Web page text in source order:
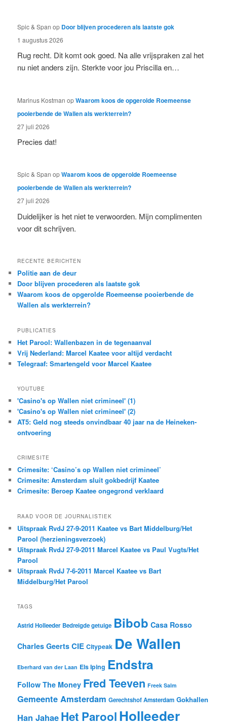
Spic & Span op Door blijven procederen als laatste gok
1 augustus 2026
Rug recht. Dit komt ook goed. Na alle vrijspraken zal het
nu niet anders zijn. Sterkte voor jou Priscilla en…
Marinus Kostman opWaarom koos de opgerolde Roemeense
pooierbende de Wallen als werkterrein?
27 juli 2026
Precies dat!
Spic & Span opWaarom koos de opgerolde Roemeense
pooierbende de Wallen als werkterrein?
27 juli 2026
Duidelijker is het niet te verwoorden. Mijn complimenten
voor dit schrijven.
RECENTE BERICHTEN
Politie aan de deur
Door blijven procederen als laatste gok
Waarom koos de opgerolde Roemeense pooierbende de
Wallen als werkterrein?
PUBLICATIES
Het Parool: Wallenbazen in de tegenaanval
Vrij Nederland: Marcel Kaatee voor altijd verdacht
Telegraaf: Smartengeld voor Marcel Kaatee
YOUTUBE
'Casino's op Wallen niet crimineel' (1)
'Casino's op Wallen niet crimineel' (2)
AT5: Geld nog steeds onvindbaar 40 jaar na de Heineken-
ontvoering
CRIMESITE
Crimesite: ‘Casino’s op Wallen niet crimineel’
Crimesite: Amsterdam sluit gokbedrijf Kaatee
Crimesite: Beroep Kaatee ongegrond verklaard
RAAD VOOR DE JOURNALISTIEK
Uitspraak RvdJ 27-9-2011 Kaatee vs Bart Middelburg/Het
Parool (herzieningsverzoek)
Uitspraak RvdJ 27-9-2011 Marcel Kaatee vs Paul Vugts/Het
Parool
Uitspraak RvdJ 7-6-2011 Marcel Kaatee vs Bart
Middelburg/Het Parool
TAGS
Astrid Holleeder Bedreigde getuige Bibob Casa Rosso
Charles Geerts CIE Citypeak De Wallen
Eberhard van der Laan Els Iping Endstra
Follow The Money Fred Teeven Freek Salm
Gemeente Amsterdam Gerechtshof Amsterdam Gokhallen
Han Jahae Het ParoolHolleeder